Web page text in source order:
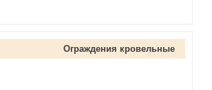
Ограждения кровельные